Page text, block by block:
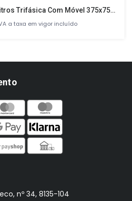
Fritadeira Eléctrica 20 Litros Trifásica Com Móvel 375x755x845-985
a taxa em vigor incluído
nº 34, 8135-104